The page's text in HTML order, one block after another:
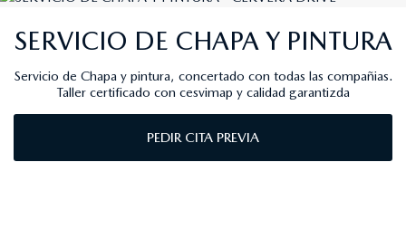
SERVICIO DE CHAPA Y PINTURA
Servicio de Chapa y pintura, concertado con todas las compañias.
Taller certificado con cesvimap y calidad garantizda
PEDIR CITA PREVIA